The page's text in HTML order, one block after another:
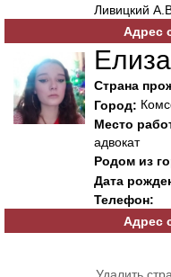
Ливицкий
Адрес
Страна
Город:
Место
адвокат
Родом из
Дата
Телефон:
Адрес